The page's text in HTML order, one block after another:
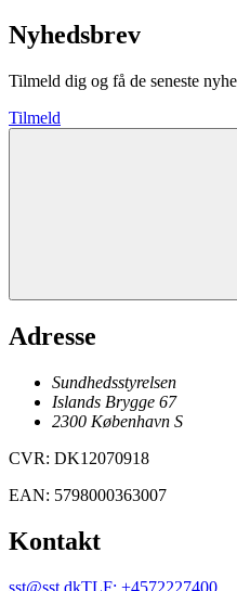
Nyhedsbrev
Tilmeld dig og få de seneste
Tilmeld
Adresse
Sundhedsstyrelsen
Islands Brygge 67
2300 København S
CVR: DK12070918
EAN: 5798000363007
Kontakt
sst@sst.dkTLF: +4572227400